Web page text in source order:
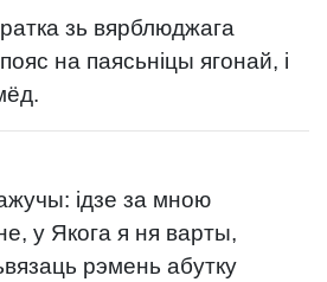
зь вярблюджага
на паясьніцы ягонай, і
ідзе за мною
у Якога я ня варты,
рэмень абутку